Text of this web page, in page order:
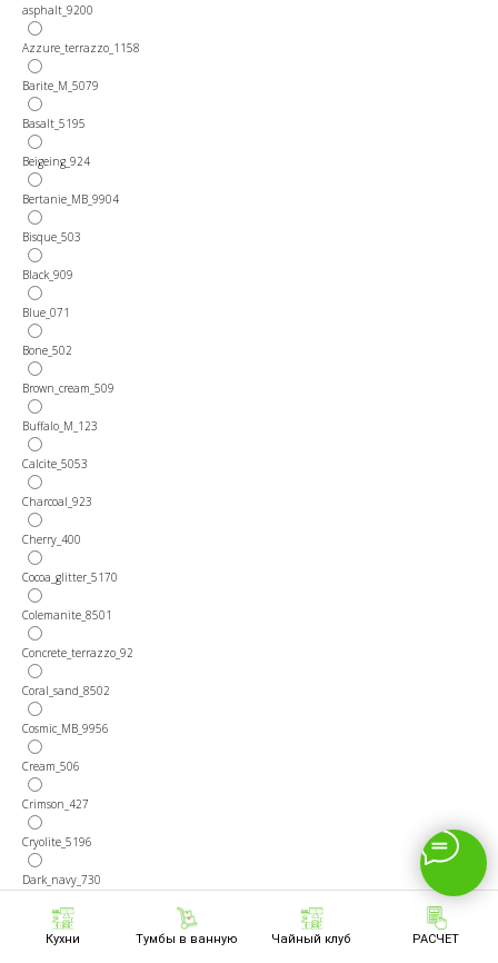
Кухни Тумбы в ванную Чайный клуб РАСЧЕТ
asphalt_9200
Azzure_terrazzo_1158
Barite_M_5079
Basalt_5195
Beigeing_924
Bertanie_MB_9904
Bisque_503
Black_909
Blue_071
Bone_502
Brown_cream_509
Buffalo_M_123
Calcite_5053
Charcoal_923
Cherry_400
Cocoa_glitter_5170
Colemanite_8501
Concrete_terrazzo_92
Coral_sand_8502
Cosmic_MB_9956
Cream_506
Crimson_427
Cryolite_5196
Dark_navy_730
Desert_gold_5080